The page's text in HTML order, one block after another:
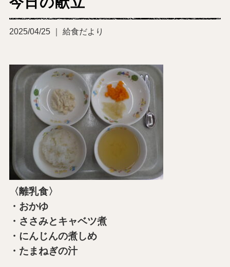
2025/04/25 ｜ 給食だより
〈離乳食〉
・おかゆ
・ささみとキャベツ煮
・にんじんの煮しめ
・たまねぎの汁